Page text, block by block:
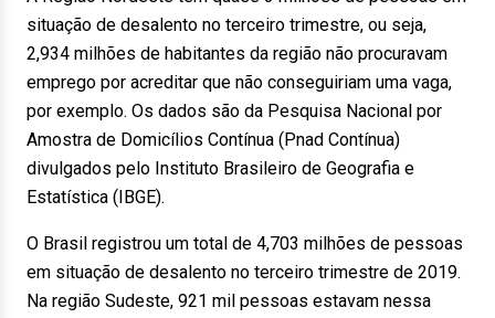
situação de desalento no terceiro trimestre, ou seja,
2,934 milhões de habitantes da região não procuravam
emprego por acreditar que não conseguiriam uma vaga,
por exemplo. Os dados são da Pesquisa Nacional por
Amostra de Domicílios Contínua (Pnad Contínua)
divulgados pelo Instituto Brasileiro de Geografia e
Estatística (IBGE).
O Brasil registrou um total de 4,703 milhões de pessoas
em situação de desalento no terceiro trimestre de 2019.
Na região Sudeste, 921 mil pessoas estavam nessa